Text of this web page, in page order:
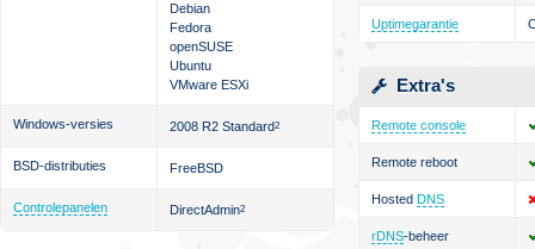
Debian
Fedora
openSUSE
Ubuntu
VMware ESXi
Windows-versies 2008 R2 Standard2
BSD-distributies FreeBSD
Controlepanelen DirectAdmin2
Uptimegarantie
Extra's
Remote console
Remote reboot
Hosted DNS
rDNS-beheer